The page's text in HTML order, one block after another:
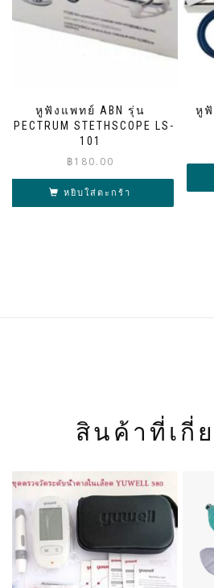
หูฟังแพทย์ ABN รุ่น
SPECTRUM STETHSCOPE LS-
101
฿180.00
หยิบใส่ตะกร้า
หูฟั
สินค้าที่เกี่